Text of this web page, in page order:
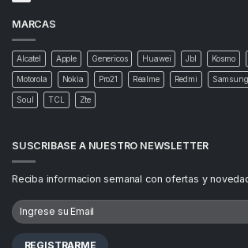
MARCAS
Alcatel Apple Genericos Huawei Jbl Kosmo
Motorola Nokia Pro21 Realme Redmi Samsung
Soul TCL Zte
SUSCRIBASE A NUESTRO NEWSLETTER
Reciba informacion semanal con ofertas y